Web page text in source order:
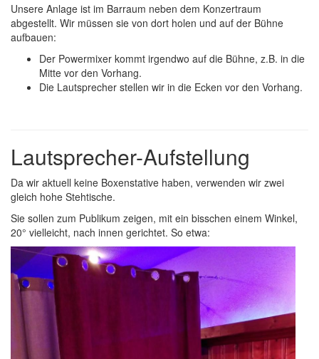
Unsere Anlage ist im Barraum neben dem Konzertraum
abgestellt. Wir müssen sie von dort holen und auf der Bühne
aufbauen:
Der Powermixer kommt irgendwo auf die Bühne, z.B. in die
Mitte vor den Vorhang.
Die Lautsprecher stellen wir in die Ecken vor den Vorhang.
Lautsprecher-Aufstellung
Da wir aktuell keine Boxenstative haben, verwenden wir zwei
gleich hohe Stehtische.
Sie sollen zum Publikum zeigen, mit ein bisschen einem Winkel,
20° vielleicht, nach innen gerichtet. So etwa: